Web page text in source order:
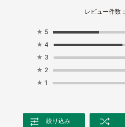
レビュー件数：
★ 5
★ 4
★ 3
★ 2
★ 1
絞り込み